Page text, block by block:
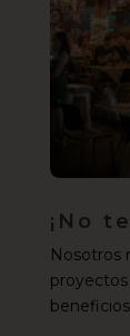
¡No
Nosotros